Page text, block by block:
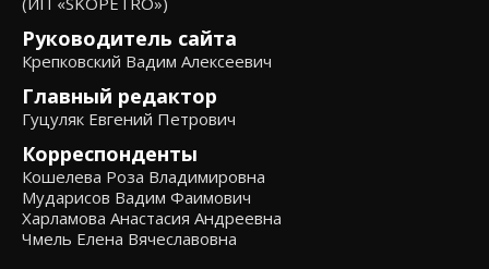
Руководитель сайта
Крепковский Вадим Алексеевич
Главный редактор
Гуцуляк Евгений Петрович
Корреспонденты
Кошелева Роза Владимировна
Мударисов Вадим Фаимович
Харламова Анастасия Андреевна
Чмель Елена Вячеславовна